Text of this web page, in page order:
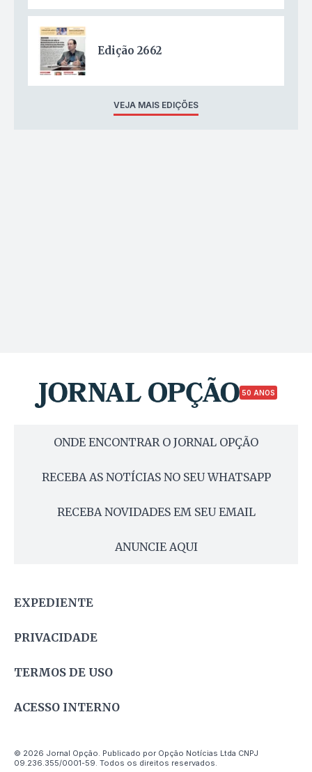
Edição 2662
VEJA MAIS EDIÇÕES
50 ANOS
ONDE ENCONTRAR O JORNAL OPÇÃO
RECEBA AS NOTÍCIAS NO SEU WHATSAPP
RECEBA NOVIDADES EM SEU EMAIL
ANUNCIE AQUI
EXPEDIENTE
PRIVACIDADE
TERMOS DE USO
ACESSO INTERNO
© 2026 Jornal Opção. Publicado por Opção Notícias Ltda CNPJ
09.236.355/0001-59. Todos os direitos reservados.